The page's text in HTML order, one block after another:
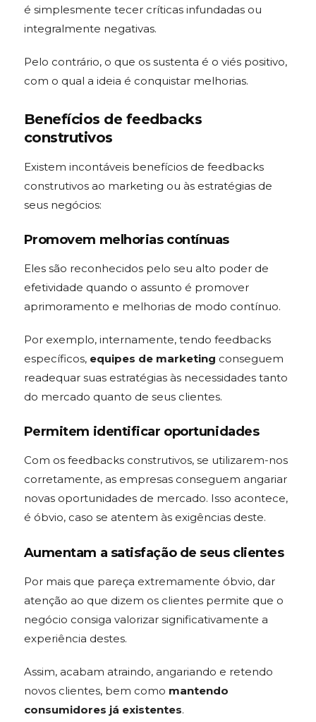
é simplesmente tecer críticas infundadas ou
integralmente negativas.
Pelo contrário, o que os sustenta é o viés positivo,
com o qual a ideia é conquistar melhorias.
Benefícios de feedbacks
construtivos
Existem incontáveis benefícios de feedbacks
construtivos ao marketing ou às estratégias de
seus negócios:
Promovem melhorias contínuas
Eles são reconhecidos pelo seu alto poder de
efetividade quando o assunto é promover
aprimoramento e melhorias de modo contínuo.
Por exemplo, internamente, tendo feedbacks
específicos, equipes de marketing conseguem
readequar suas estratégias às necessidades tanto
do mercado quanto de seus clientes.
Permitem identificar oportunidades
Com os feedbacks construtivos, se utilizarem-nos
corretamente, as empresas conseguem angariar
novas oportunidades de mercado. Isso acontece,
é óbvio, caso se atentem às exigências deste.
Aumentam a satisfação de seus clientes
Por mais que pareça extremamente óbvio, dar
atenção ao que dizem os clientes permite que o
negócio consiga valorizar significativamente a
experiência destes.
Assim, acabam atraindo, angariando e retendo
novos clientes, bem como mantendo
consumidores já existentes.